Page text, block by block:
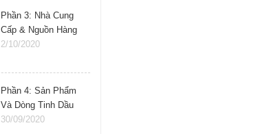
Phần 3: Nhà Cung
Cấp & Nguồn Hàng
Tinh Dầu
2/10/2020
Phần 4: Sản Phẩm
Và Dòng Tinh Dầu
Nên Kinh Doanh
30/09/2020